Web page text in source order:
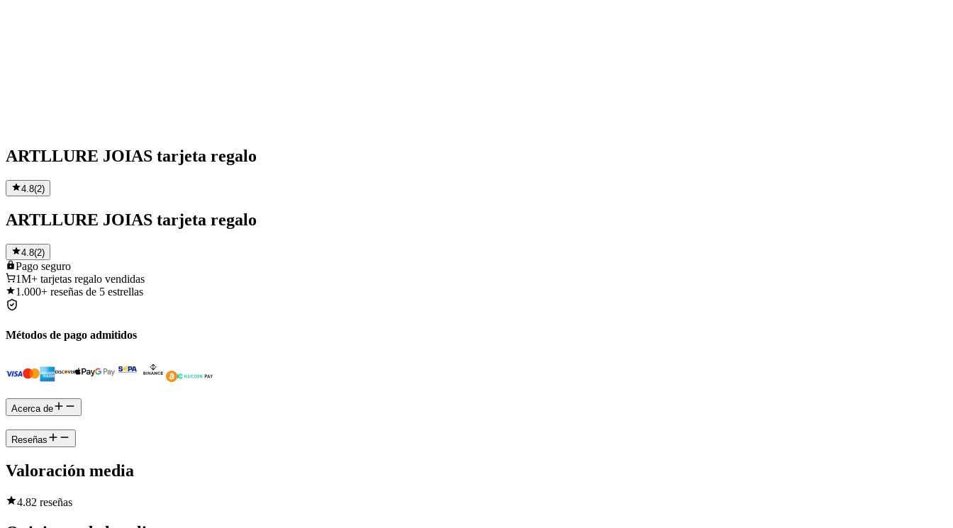
ARTLLURE JOIAS tarjeta regalo
4.8(2)
ARTLLURE JOIAS tarjeta regalo
4.8(2)
Pago seguro
1M+ tarjetas regalo vendidas
1.000+ reseñas de 5 estrellas
Métodos de pago admitidos
Acerca de
Reseñas
Valoración media
4.82 reseñas